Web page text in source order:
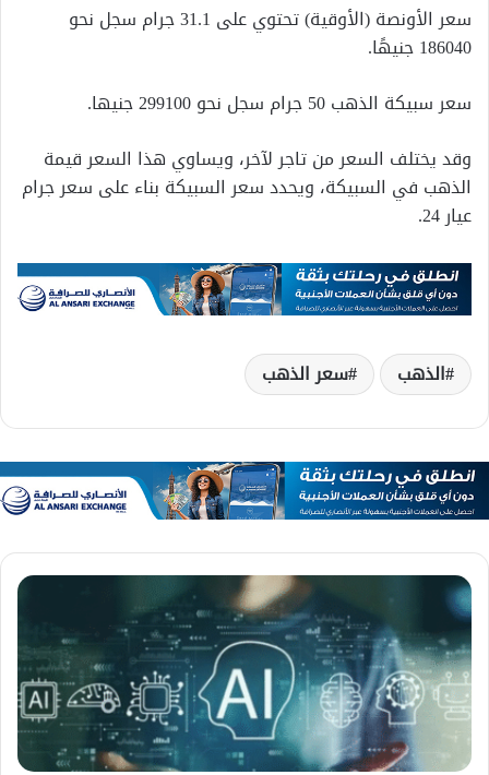
سعر الأونصة (الأوقية) تحتوي على 31.1 جرام سجل نحو
186040 جنيهًا.
سعر سبيكة الذهب 50 جرام سجل نحو 299100 جنيها.
وقد يختلف السعر من تاجر لآخر، ويساوي هذا السعر قيمة
الذهب في السبيكة، ويحدد سعر السبيكة بناء على سعر جرام
عيار 24.
الذهب سعر الذهب